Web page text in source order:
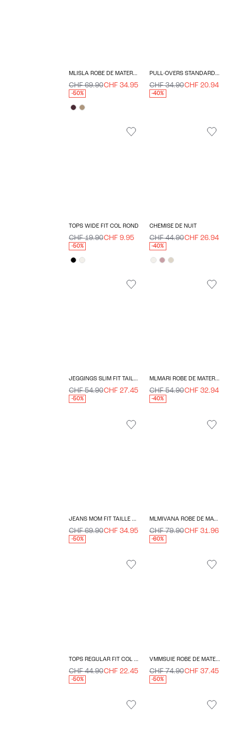
MLISLA ROBE DE MATERNITÉ
CHF 69.90CHF 34.95
-50%
PULL-OVERS STANDARD FIT COL ROULÉ
CHF 34.90CHF 20.94
-40%
TOPS WIDE FIT COL ROND
CHF 19.90CHF 9.95
-50%
CHEMISE DE NUIT
CHF 44.90CHF 26.94
-40%
JEGGINGS SLIM FIT TAILLE HAUTE
CHF 54.90CHF 27.45
-50%
MLMARI ROBE DE MATERNITÉ
CHF 54.90CHF 32.94
-40%
JEANS MOM FIT TAILLE BASSE
CHF 69.90CHF 34.95
-50%
MLMIVANA ROBE DE MATERNITÉ
CHF 79.90CHF 31.96
-60%
TOPS REGULAR FIT COL EN V
CHF 44.90CHF 22.45
-50%
VMMSUIE ROBE DE MATERNITÉ
CHF 74.90CHF 37.45
-50%